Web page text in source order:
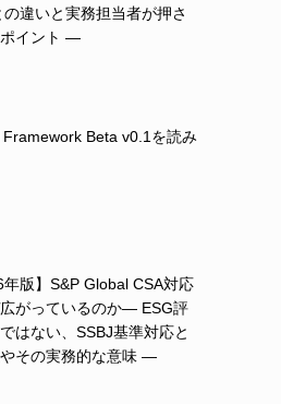
の違いと実務担当者が押さ
ポイント ―
Framework Beta v0.1を読み
年版】S&P Global CSA対応
がっているのか― ESG評
はない、SSBJ基準対応と
その実務的な意味 ―